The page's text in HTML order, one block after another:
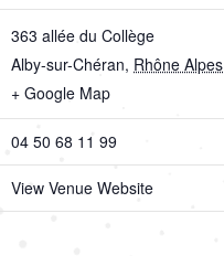
363 allée du Collège
Alby-sur-Chéran, Rhône Alpes
+ Google Map
04 50 68 11 99
View Venue Website